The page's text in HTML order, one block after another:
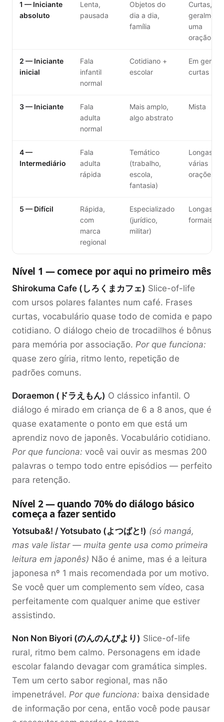
1 — Iniciante
absoluto
Lenta,
pausada
Objetos do
dia a dia,
família
Curtas,
uma
oração só
2 — Iniciante
inicial
Fala
infantil
normal
Cotidiano +
escolar
Em geral
curtas
3 — Iniciante
Fala
adulta
normal
Mais amplo,
algo abstrato
Mista
4 —
Intermediário
Fala
adulta
rápida
Temático
(trabalho,
escola,
fantasia)
Longas,
várias
orações
5 — Difícil
Rápida,
com
marca
regional
Especializado
(jurídico,
militar)
Longas,
formais
Nível 1 — comece por aqui no primeiro mês
Shirokuma Cafe (しろくまカフェ) Slice-of-life
com ursos polares falantes num café. Frases
curtas, vocabulário quase todo de comida e papo
cotidiano. O diálogo cheio de trocadilhos é bônus
para memória por associação. Por que funciona:
quase zero gíria, ritmo lento, repetição de
padrões comuns.
Doraemon (ドラえもん) O clássico infantil. O
diálogo é mirado em criança de 6 a 8 anos, que é
quase exatamente o ponto em que está um
aprendiz novo de japonês. Vocabulário cotidiano.
Por que funciona: você vai ouvir as mesmas 200
palavras o tempo todo entre episódios — perfeito
para retenção.
Nível 2 — quando 70% do diálogo básico
começa a fazer sentido
Yotsuba&! / Yotsubato (よつばと!) (só mangá,
mas vale listar — muita gente usa como primeira
leitura em japonês) Não é anime, mas é a leitura
japonesa nº 1 mais recomendada por um motivo.
Se você quer um complemento sem vídeo, casa
perfeitamente com qualquer anime que estiver
assistindo.
Non Non Biyori (のんのんびより) Slice-of-life
rural, ritmo bem calmo. Personagens em idade
escolar falando devagar com gramática simples.
Tem um certo sabor regional, mas não
impenetrável. Por que funciona: baixa densidade
de informação por cena, então você pode pausar